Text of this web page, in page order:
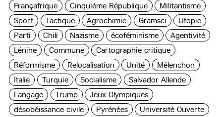
Françafrique
Cinquième République
Militantisme
Sport
Tactique Agrochimie Gramsci
Utopie
Parti
Chili Nazisme écoféminisme
Agentivité
Lénine
Commune
Cartographie critique
Réformisme
Relocalisation Unité
Mélenchon
Italie
Turquie Socialisme
Salvador Allende
Langage
Trump
Jeux Olympiques
désobéissance civile
Pyrénées
Université Ouverte